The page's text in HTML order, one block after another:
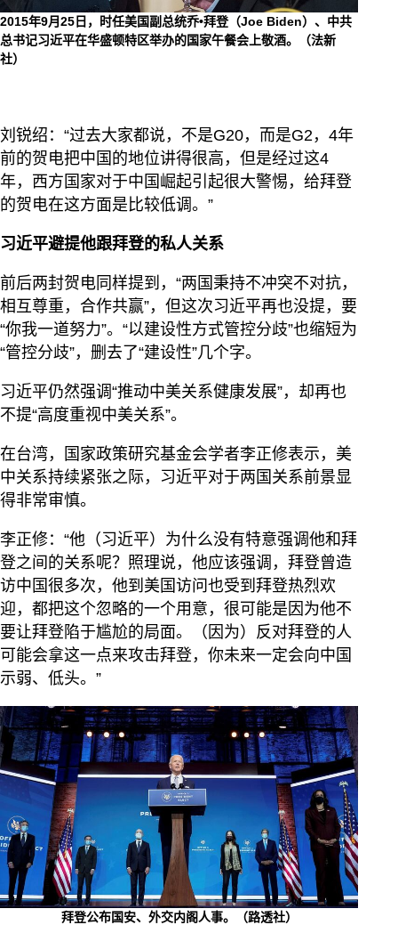
2015年9月25日，时任美国副总统乔•拜登（Joe Biden）、中共
总书记习近平在华盛顿特区举办的国家午餐会上敬酒。（法新
社）
刘锐绍：“过去大家都说，不是G20，而是G2，4年
前的贺电把中国的地位讲得很高，但是经过这4
年，西方国家对于中国崛起引起很大警惕，给拜登
的贺电在这方面是比较低调。”
习近平避提他跟拜登的私人关系
前后两封贺电同样提到，“两国秉持不冲突不对抗，
相互尊重，合作共赢”，但这次习近平再也没提，要
“你我一道努力”。“以建设性方式管控分歧”也缩短为
“管控分歧”，删去了“建设性”几个字。
习近平仍然强调“推动中美关系健康发展”，却再也
不提“高度重视中美关系”。
在台湾，国家政策研究基金会学者李正修表示，美
中关系持续紧张之际，习近平对于两国关系前景显
得非常审慎。
李正修：“他（习近平）为什么没有特意强调他和拜
登之间的关系呢？照理说，他应该强调，拜登曾造
访中国很多次，他到美国访问也受到拜登热烈欢
迎，都把这个忽略的一个用意，很可能是因为他不
要让拜登陷于尴尬的局面。（因为）反对拜登的人
可能会拿这一点来攻击拜登，你未来一定会向中国
示弱、低头。”
拜登公布国安、外交内阁人事。（路透社）